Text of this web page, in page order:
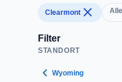
Clearmont close
Filter
STANDORT
chevron_left Wyoming